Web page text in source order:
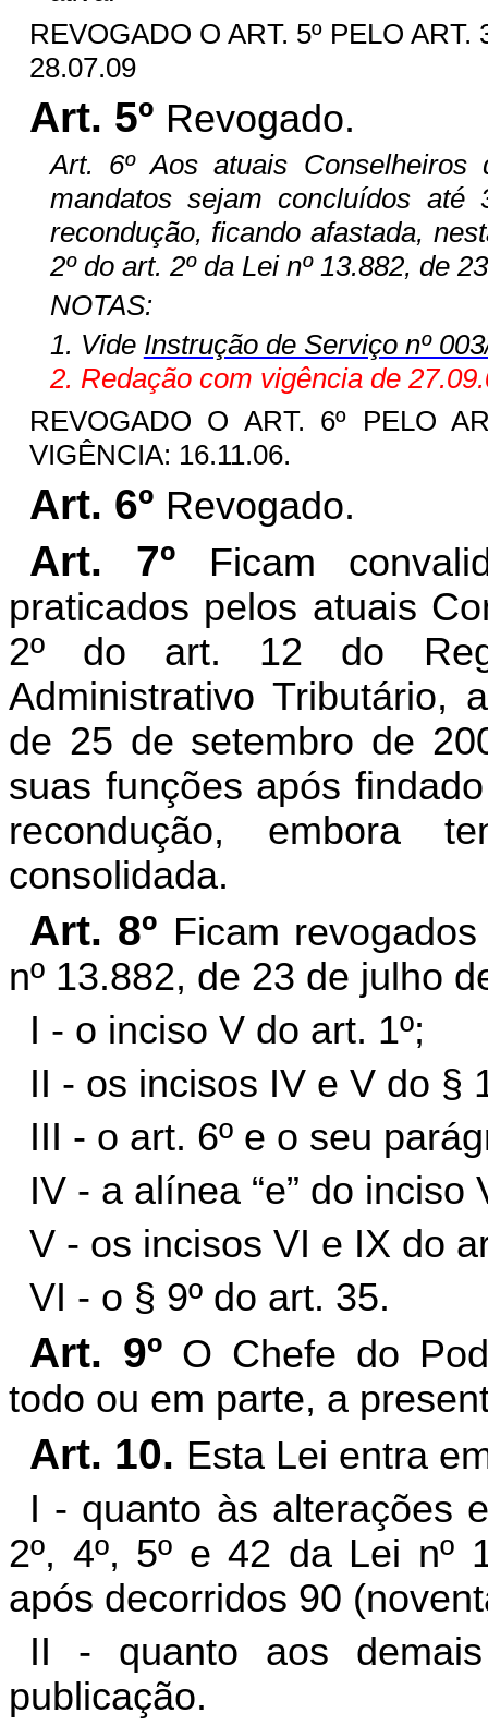
REVOGADO O ART. 5º PELO ART.
28.07.09
Art. 5º Revogado.
Art. 6º Aos atuais Conselheiros
mandatos sejam concluídos
recondução, ficando afastada,
2º do art. 2º da Lei nº 13.882, de
NOTAS:
1. Vide Instrução de Serviço nº
2. Redação com vigência de
REVOGADO O ART. 6º PELO
VIGÊNCIA: 16.11.06.
Art. 6º Revogado.
Art. 7º
Ficam
praticados pelos atuais
2º do art. 12 do
Administrativo Tributário,
de 25 de setembro de
suas funções após
recondução, embora
consolidada.
Art. 8º Ficam
nº 13.882, de 23 de julho
I - o inciso V do art. 1º;
II - os incisos IV e V do §
III - o art. 6º e o seu
IV - a alínea “e” do inciso
V - os incisos VI e IX do
VI - o § 9º do art. 35.
Art. 9º O Chefe do
todo ou em parte, a
Art. 10. Esta Lei entra
I - quanto às alterações
2º, 4º, 5º e 42 da Lei nº
após decorridos 90
II - quanto aos
publicação.